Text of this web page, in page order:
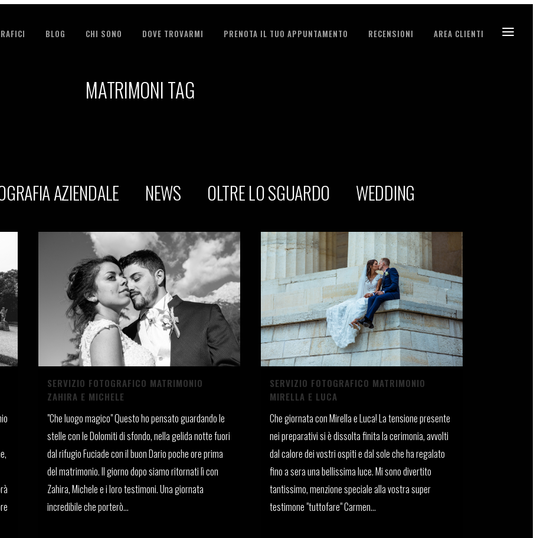
BLOG CHI SONO DOVE TROVARMI PRENOTA IL TUO APPUNTAMENTO RECENSIONI AREA CLIENTI
MATRIMONI TAG
AZIENDALE NEWS OLTRE LO SGUARDO WEDDING
SERVIZIO FOTOGRAFICO MATRIMONIO
ZAHIRA E MICHELE
"Che luogo magico" Questo ho pensato guardando le
stelle con le Dolomiti di sfondo, nella gelida notte fuori
dal rifugio Fuciade con il buon Dario poche ore prima
del matrimonio. Il giorno dopo siamo ritornati lì con
Zahira, Michele e i loro testimoni. Una giornata
incredibile che porterò...
SERVIZIO FOTOGRAFICO MATRIMONIO
MIRELLA E LUCA
Che giornata con Mirella e Luca! La tensione presente
nei preparativi si è dissolta finita la cerimonia, avvolti
dal calore dei vostri ospiti e dal sole che ha regalato
fino a sera una bellissima luce. Mi sono divertito
tantissimo, menzione speciale alla vostra super
testimone "tuttofare" Carmen...